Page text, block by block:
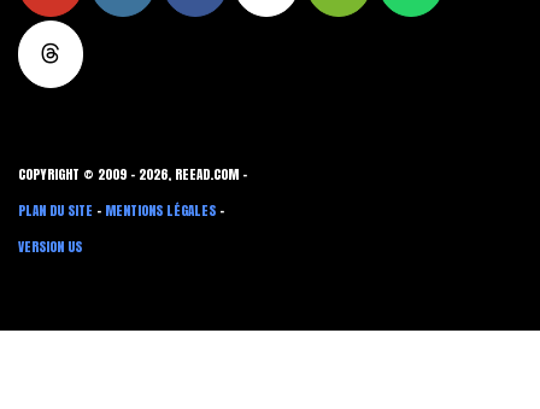
COPYRIGHT © 2009 - 2026, REEAD.COM -
PLAN DU SITE - MENTIONS LÉGALES -
VERSION US